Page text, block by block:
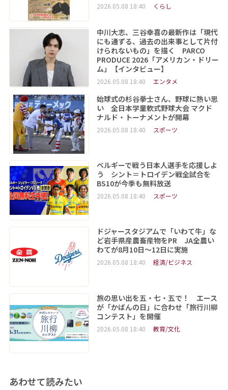
2026.05.08 18:40 くらし
中川大志、三谷幸喜の最新作は「現代
にも通ずる、過去の出来事として片付
けられないもの」を描く PARCO
PRODUCE 2026「アメリカン・ドリー
ム」【インタビュー】
2026.05.08 18:40 エンタメ
始球式の杉谷拳士さん、野球に熱い思
い 全日本学童軟式野球大会 マクド
ナルド・トーナメントが開幕
2026.05.08 18:40 スポーツ
ベルギーで戦う日本人選手を応援しよ
う シント＝トロイデン戦全試合を
BS10が今季も無料放送
2026.05.08 18:40 スポーツ
ドジャースタジアムで「いわて牛」な
ど岩手県産農畜産物をPR JA全農い
わてが8月10日～12日に実施
2026.05.08 18:40 経済/ビジネス
旅の思い出を五・七・五で！ エース
が「かばんの日」に合わせ「旅行川柳
コンテスト」を開催
2026.05.08 18:40 教育/文化
あわせて読みたい